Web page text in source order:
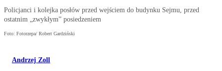
Policjanci i kolejka posłów przed wejściem do budynku Sejmu, przed
ostatnim „zwykłym” posiedzeniem
Foto: Fotorzepa/ Robert Gardziński
Andrzej Zoll